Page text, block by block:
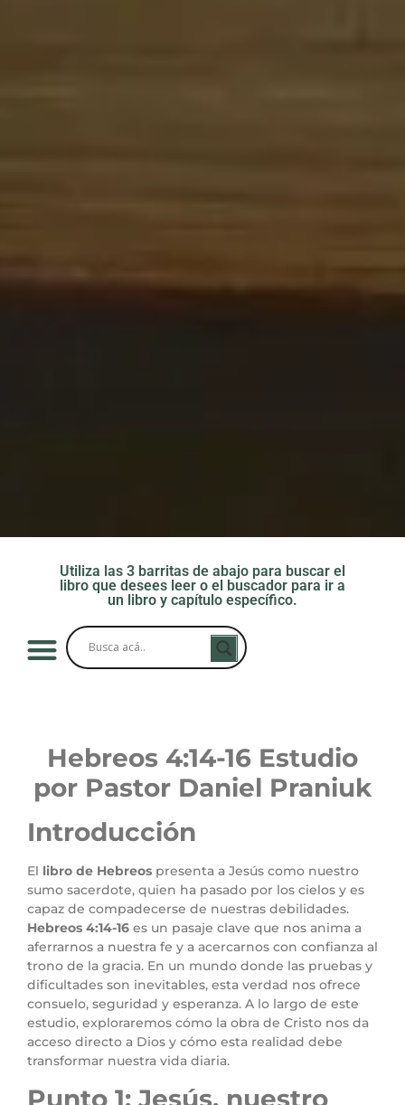
Utiliza las 3 barritas de abajo para buscar el
libro que desees leer o el buscador para ir a
un libro y capítulo específico.
Hebreos 4:14-16 Estudio
por Pastor Daniel Praniuk
Introducción
El libro de Hebreos presenta a Jesús como nuestro
sumo sacerdote, quien ha pasado por los cielos y es
capaz de compadecerse de nuestras debilidades.
Hebreos 4:14-16 es un pasaje clave que nos anima a
aferrarnos a nuestra fe y a acercarnos con confianza al
trono de la gracia. En un mundo donde las pruebas y
dificultades son inevitables, esta verdad nos ofrece
consuelo, seguridad y esperanza. A lo largo de este
estudio, exploraremos cómo la obra de Cristo nos da
acceso directo a Dios y cómo esta realidad debe
transformar nuestra vida diaria.
Punto 1: Jesús, nuestro